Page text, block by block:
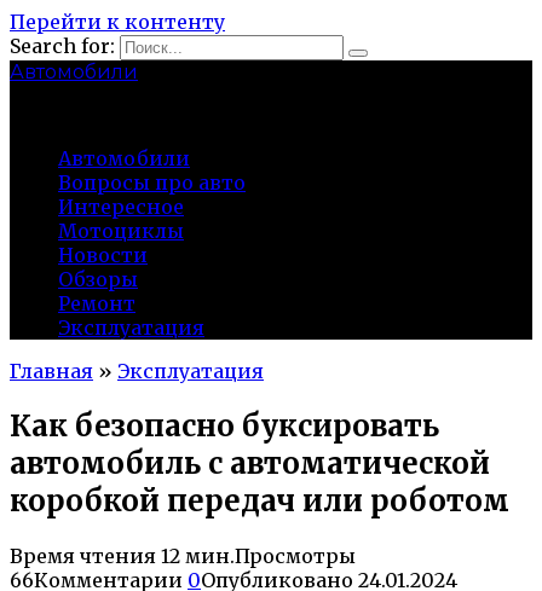
Перейти к контенту
Search for:
Автомобили
Автомобили
Вопросы про авто
Интересное
Мотоциклы
Новости
Обзоры
Ремонт
Эксплуатация
Главная » Эксплуатация
Как безопасно буксировать
автомобиль с автоматической
коробкой передач или роботом
Время чтения 12 мин.Просмотры
66Комментарии 0Опубликовано 24.01.2024